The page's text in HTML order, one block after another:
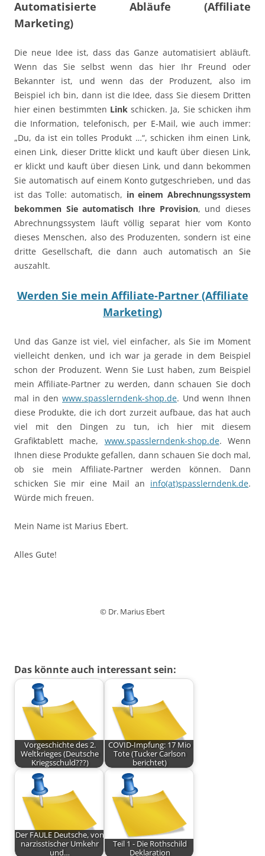
Automatisierte Abläufe (Affiliate
Marketing)
Die neue Idee ist, dass das Ganze automatisiert abläuft.
Wenn das Sie selbst wenn das hier Ihr Freund oder
Bekannter ist, und wenn das der Produzent, also im
Beispiel ich bin, dann ist die Idee, dass Sie diesem Dritten
hier einen bestimmten Linkschicken. Ja, Sie schicken ihm
die Information, telefonisch, per E-Mail, wie auch immer:
„Du, da ist ein tolles Produkt …“, schicken ihm einen Link,
einen Link, dieser Dritte klickt und kauft über diesen Link,
er klickt und kauft über diesen Link, und dann bekommen
Sie automatisch auf einem Konto gutgeschrieben, und das
ist das Tolle: automatisch, in einem Abrechnungssystem
bekommen Sie automatisch Ihre Provision, und dieses
Abrechnungssystem läuft völlig separat hier vom Konto
dieses Menschen, also des Produzenten, sondern ist eine
dritte Gesellschaft, die dann auch automatisch an Sie
auszahlt.
Werden Sie mein Affiliate-Partner (Affiliate
Marketing)
Und das Ganze ist viel, viel einfacher, als Sie im Moment
vielleicht denken, und ich war ja gerade in dem Beispiel
schon der Produzent. Wenn Sie Lust haben, zum Beispiel
mein Affiliate-Partner zu werden, dann schauen Sie doch
mal in den www.spasslerndenk-shop.de. Und wenn Ihnen
diese Produkte, die ich dort zurzeit aufbaue, das hat auch
viel mit den Dingen zu tun, ich hier mit diesem
Grafiktablett mache, www.spasslerndenk-shop.de. Wenn
Ihnen diese Produkte gefallen, dann schauen Sie doch mal,
ob sie mein Affiliate-Partner werden können. Dann
schicken Sie mir eine Mail an info(at)spasslerndenk.de.
Würde mich freuen.
Mein Name ist Marius Ebert.
Alles Gute!
© Dr. Marius Ebert
Das könnte auch interessant sein:
Vorgeschichte des 2.
Weltkrieges (Deutsche
Kriegsschuld???)
COVID-Impfung: 17 Mio
Tote (Tucker Carlson
berichtet)
Der FAULE Deutsche, von
narzisstischer Umkehr
und…
Teil 1 - Die Rothschild
Deklaration